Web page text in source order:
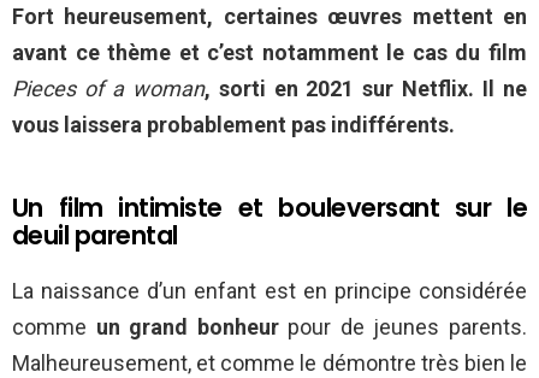
Fort heureusement, certaines œuvres mettent en
avant ce thème et c’est notamment le cas du film
Pieces of a woman, sorti en 2021 sur Netflix. Il ne
vous laissera probablement pas indifférents.
Un film intimiste et bouleversant sur le
deuil parental
La naissance d’un enfant est en principe considérée
comme un grand bonheurpour de jeunes parents.
Malheureusement, et comme le démontre très bien le